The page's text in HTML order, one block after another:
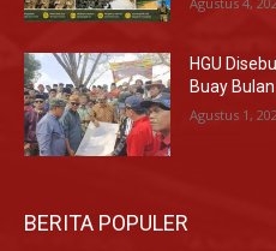
HGU
Buay
Agustus 1,
BERITA POPULER